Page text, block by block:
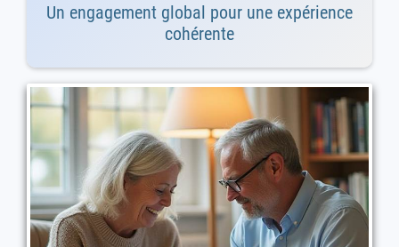
Un engagement global pour une expérience
cohérente